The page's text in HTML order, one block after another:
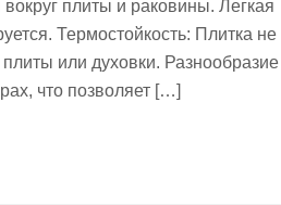
плиты и раковины. Легкая
Термостойкость: Плитка не
или духовки. Разнообразие
что позволяет […]